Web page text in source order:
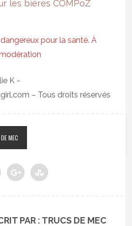
les bières COMPoZ
dangereux pour la santé. À
K -
– Tous droits réservés
MEC
PAR : TRUCS DE MEC